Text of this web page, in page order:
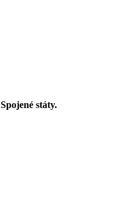
státy.